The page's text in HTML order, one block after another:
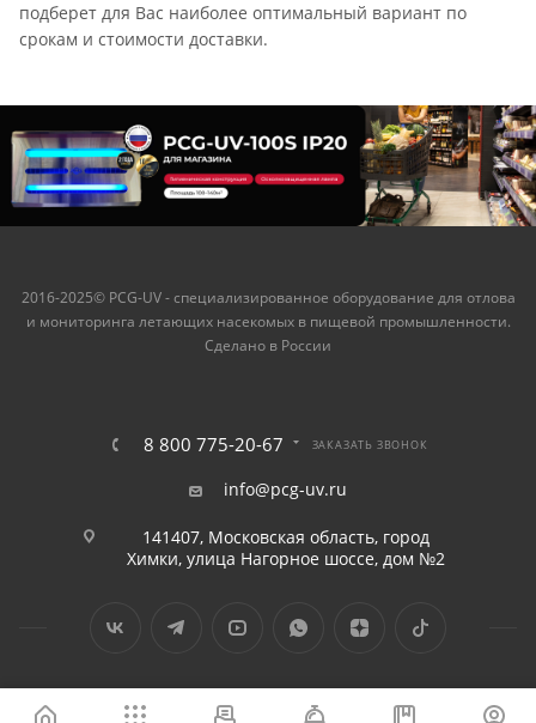
подберет для Вас наиболее оптимальный вариант по
срокам и стоимости доставки.
2016-2025© PCG-UV - специализированное оборудование для отлова
и мониторинга летающих насекомых в пищевой промышленности.
Сделано в России
8 800 775-20-67 ЗАКАЗАТЬ ЗВОНОК
info@pcg-uv.ru
141407, Московская область, город
Химки, улица Нагорное шоссе, дом №2